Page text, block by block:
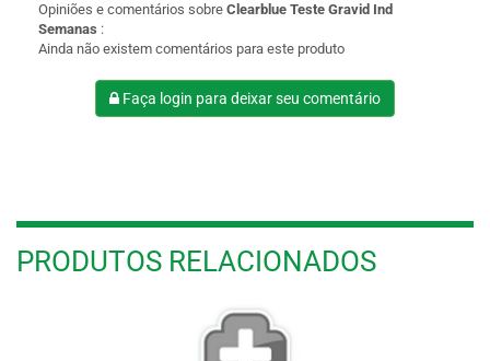
Opiniões e comentários sobre Clearblue Teste Gravid Ind
Semanas :
Ainda não existem comentários para este produto
Faça login para deixar seu comentário
PRODUTOS RELACIONADOS